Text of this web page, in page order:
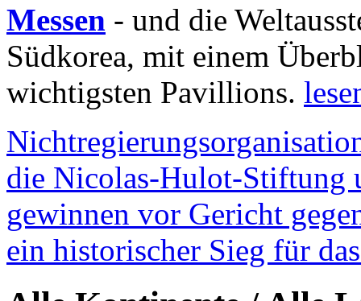
Messen - und die
Südkorea, mit einem
wichtigsten Pavillions.
die Nicolas-Hulot-Stiftung
gewinnen vor Gericht
ein historischer Sieg für